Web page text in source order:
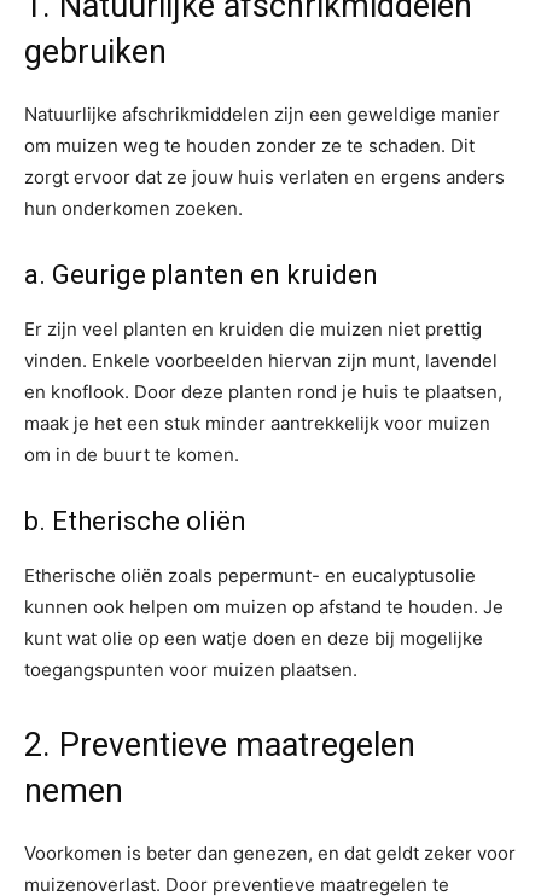
gebruiken
Natuurlijke afschrikmiddelen zijn een geweldige manier
om muizen weg te houden zonder ze te schaden. Dit
zorgt ervoor dat ze jouw huis verlaten en ergens anders
hun onderkomen zoeken.
a. Geurige planten en kruiden
Er zijn veel planten en kruiden die muizen niet prettig
vinden. Enkele voorbeelden hiervan zijn munt, lavendel
en knoflook. Door deze planten rond je huis te plaatsen,
maak je het een stuk minder aantrekkelijk voor muizen
om in de buurt te komen.
b. Etherische oliën
Etherische oliën zoals pepermunt- en eucalyptusolie
kunnen ook helpen om muizen op afstand te houden. Je
kunt wat olie op een watje doen en deze bij mogelijke
toegangspunten voor muizen plaatsen.
2. Preventieve maatregelen
nemen
Voorkomen is beter dan genezen, en dat geldt zeker voor
muizenoverlast. Door preventieve maatregelen te